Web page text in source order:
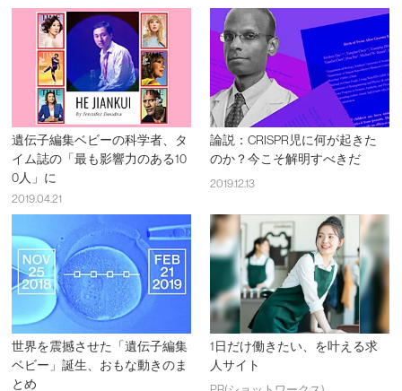
遺伝子編集ベビーの科学者、タ
イム誌の「最も影響力のある10
0人」に
2019.04.21
論説：CRISPR児に何が起きた
のか？今こそ解明すべきだ
2019.12.13
世界を震撼させた「遺伝子編集
ベビー」誕生、おもな動きのま
とめ
1日だけ働きたい、を叶える求
人サイト